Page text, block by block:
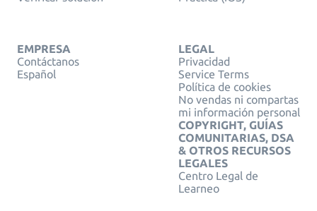
EMPRESA
Contáctanos
Español
LEGAL
Privacidad
Service Terms
Política de cookies
No vendas ni compartas
mi información personal
COPYRIGHT, GUÍAS
COMUNITARIAS, DSA
& OTROS RECURSOS
LEGALES
Centro Legal de
Learneo